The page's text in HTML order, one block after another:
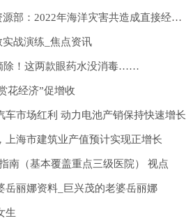
【全球新视野】自然资源部：2022年海洋灾害共造成直接经济损失24.1亿元
战演练_焦点资讯
除！这两款眼药水没消毒……
花经济”促增收
车市场红利 动力电池产销保持快速增长
上海市建筑业产值预计实现正增长
南（基本覆盖重点三级医院） 视点
岳丽娜资料_巨兴茂的老婆岳丽娜
生